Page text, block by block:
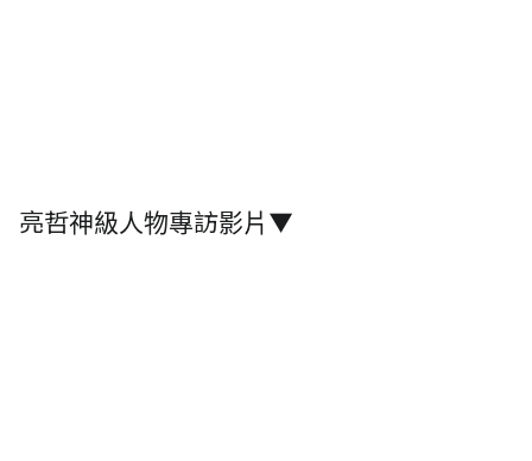
亮哲神級人物專訪影片▼